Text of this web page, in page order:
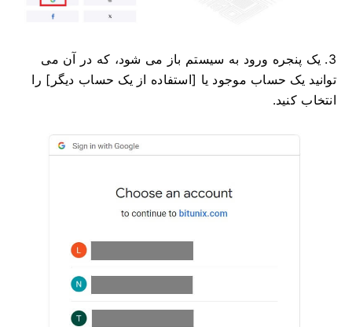
3. یک پنجره ورود به سیستم باز می شود، که در آن می
توانید یک حساب موجود یا [استفاده از یک حساب دیگر] را
انتخاب کنید.